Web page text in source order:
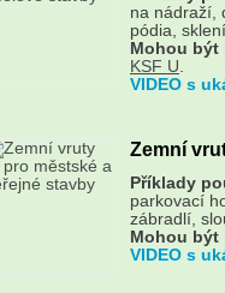
na nádraží,
pódia,
Mohou
KSF U
VIDEO s
Zemní
Příklady
parkovací
zábradlí,
Mohou
VIDEO s